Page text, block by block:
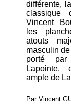
différente,
classique
Vincent
les
atouts
masculin
porté par
Lapointe,
ample de
Par Vincent